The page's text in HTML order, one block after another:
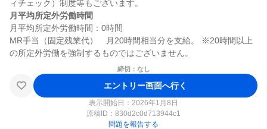
月平均所定外労働時間
月平均所定外労働時間：0時間
MR手当（固定残業代）　月20時間相当分を支給。 ※20時間以上
締切：なし
エントリー画面へ行く
表示開始日：2026年1月8日
原稿ID： 830d2c0d713944c1
問題を報告する